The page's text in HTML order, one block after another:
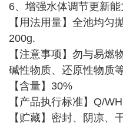
6、增强水体调节更新能
【用法用量】全池均匀
200g.
【注意事项】勿与易燃
碱性物质、还原性物质
【含量】30%
【产品执行标准】Q/
【贮藏】密封、阴凉、